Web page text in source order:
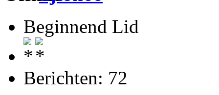
Beginnend Lid
Berichten: 72